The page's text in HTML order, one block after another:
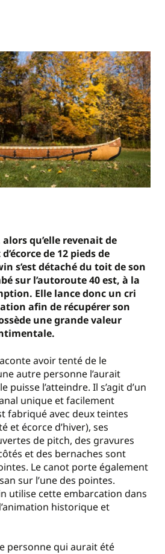
qu’elle revenait de
de 12 pieds de
s’est détaché du toit de son
sur l’autoroute 40 est, à la
Elle lance donc un cri
afin de récupérer son
une grande valeur
avoir tenté de le
autre personne l’aurait
puisse l’atteindre. Il s’agit d’un
unique et facilement
fabriqué avec deux teintes
et écorce d’hiver), ses
de pitch, des gravures
et des bernaches sont
Le canot porte également
sur l’une des pointes.
utilise cette embarcation dans
historique et
personne qui aurait été